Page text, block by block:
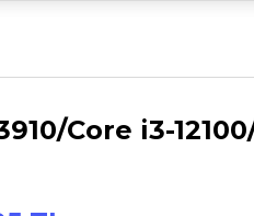
Core i3-